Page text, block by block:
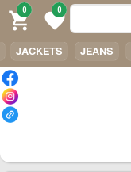
0
favorite
0
shopping_cart
JACKETS JEANS